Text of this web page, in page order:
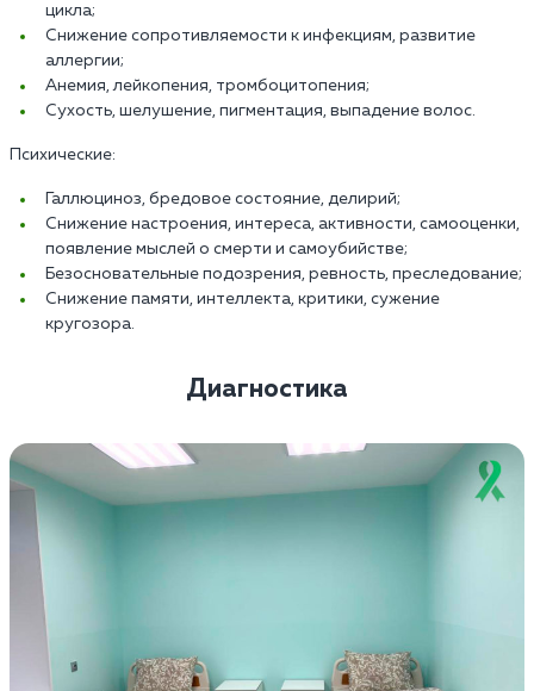
цикла;
Снижение сопротивляемости к инфекциям, развитие
аллергии;
Анемия, лейкопения, тромбоцитопения;
Сухость, шелушение, пигментация, выпадение волос.
Психические:
Галлюциноз, бредовое состояние, делирий;
Снижение настроения, интереса, активности, самооценки,
появление мыслей о смерти и самоубийстве;
Безосновательные подозрения, ревность, преследование;
Снижение памяти, интеллекта, критики, сужение
кругозора.
Диагностика